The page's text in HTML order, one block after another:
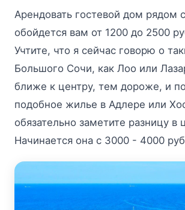
Арендовать гостевой дом рядом
обойдется вам от 1200 до 2500
Учтите, что я сейчас говорю о
Большого Сочи, как Лоо или
ближе к центру, тем дороже, и
подобное жилье в Адлере или
обязательно заметите разницу в
Начинается она с 3000 - 4000